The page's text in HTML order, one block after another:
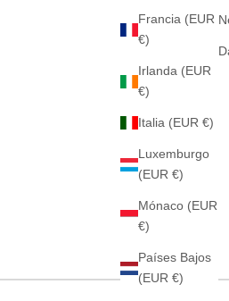
Francia (EUR
€)
Irlanda (EUR
€)
Italia (EUR €)
Luxemburgo
(EUR €)
Mónaco (EUR
€)
Países Bajos
(EUR €)